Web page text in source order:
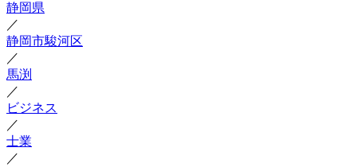
静岡県
／
静岡市駿河区
／
馬渕
／
ビジネス
／
士業
／